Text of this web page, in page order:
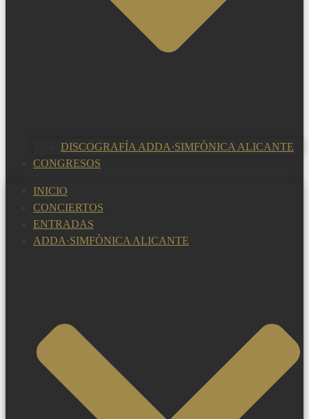
DISCOGRAFÍA ADDA·SIMFÒNICA ALICANTE
CONGRESOS
INICIO
CONCIERTOS
ENTRADAS
ADDA·SIMFÒNICA ALICANTE